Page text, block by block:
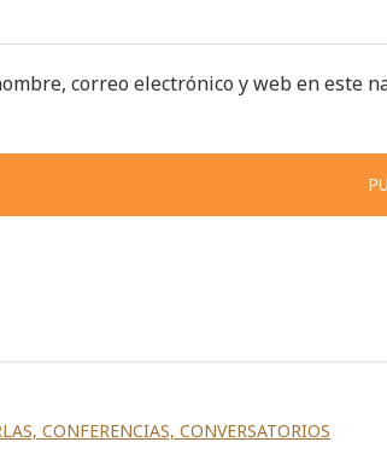
correo electrónico y web en este
CONFERENCIAS, CONVERSATORIOS